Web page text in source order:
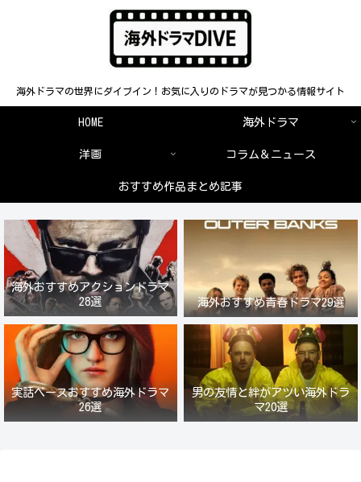
海外ドラマの世界にダイブイン！お気に入りのドラマが見つかる情報サイト
HOME 海外ドラマ
洋画 コラム＆ニュース
おすすめ作品まとめ記事
海外おすすめアクションドラマ
28選
海外おすすめ青春ドラマ29選
実話ベースおすすめ海外ドラマ
26選
男の友情と絆がアツい海外ドラ
マ20選